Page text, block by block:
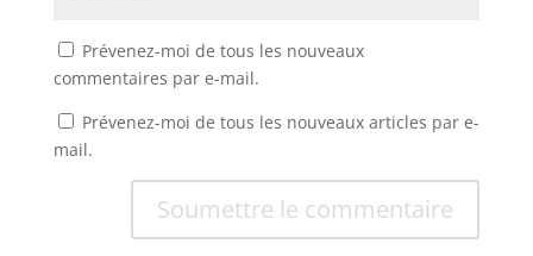
Prévenez-moi de tous les nouveaux
commentaires par e-mail.
Prévenez-moi de tous les nouveaux articles par e-
mail.
Soumettre le commentaire